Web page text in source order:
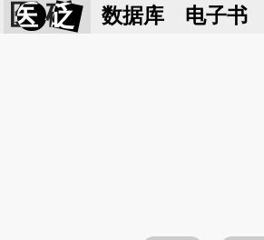
医 砭 数据库 电子书